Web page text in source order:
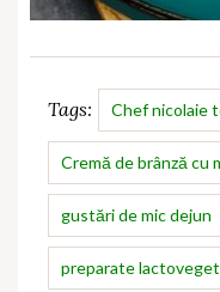
Tags: Chef nicolaie
Cremă de brânză cu
gustări de mic dejun
preparate